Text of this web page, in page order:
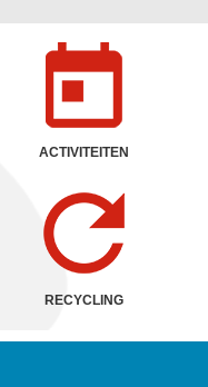
ACTIVITEITEN
RECYCLING